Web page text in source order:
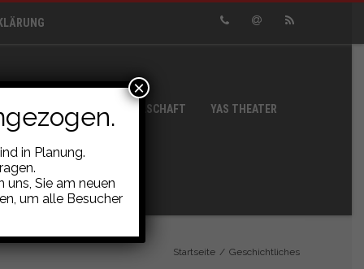
CURT-GOETZ-GESELLSCHAFT YAS THEATER
Startseite / Geschichtliches
in Planung.
uns, Sie am neuen
um alle Besucher
×